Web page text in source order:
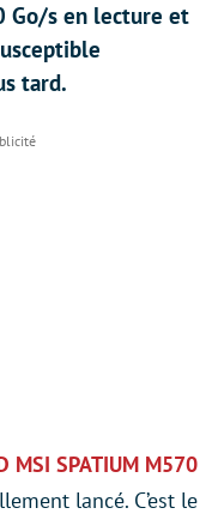
Go/s en lecture et
tard.
MSI SPATIUM M570
lancé. C’est le